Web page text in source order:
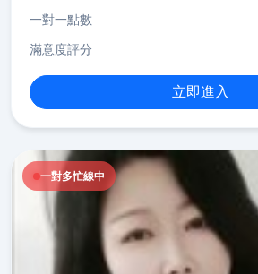
一對一點數
滿意度評分
立即進入
一對多忙線中